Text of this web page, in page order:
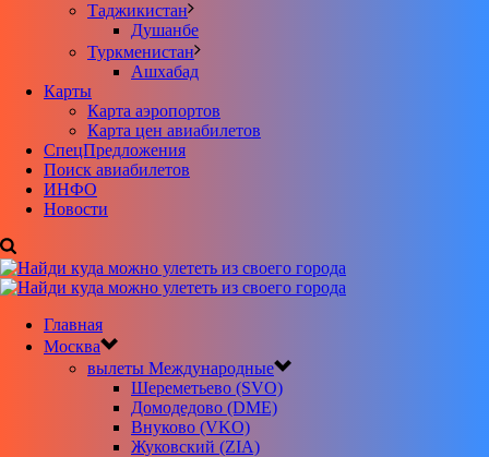
Таджикистан
Душанбе
Туркменистан
Ашхабад
Карты
Карта аэропортов
Карта цен авиабилетов
CпецПредложения
Поиск авиабилетов
ИНФО
Новости
Главная
Москва
вылеты Международные
Шереметьево (SVO)
Домодедово (DME)
Внуково (VKO)
Жуковский (ZIA)